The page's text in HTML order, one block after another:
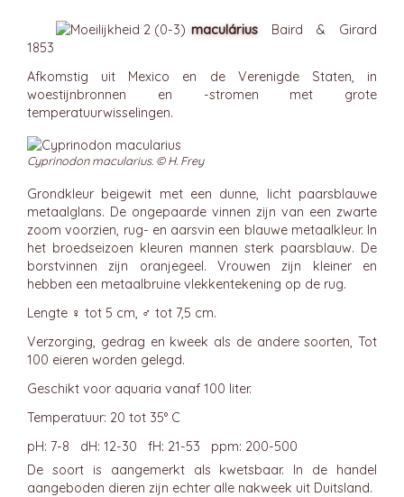
maculárius Baird & Girard
1853
Afkomstig uit Mexico en de Verenigde Staten, in
woestijnbronnen en -stromen met grote
temperatuurwisselingen.
Cyprinodon macularius. © H. Frey
Grondkleur beigewit met een dunne, licht paarsblauwe
metaalglans. De ongepaarde vinnen zijn van een zwarte
zoom voorzien, rug- en aarsvin een blauwe metaalkleur. In
het broedseizoen kleuren mannen sterk paarsblauw. De
borstvinnen zijn oranjegeel. Vrouwen zijn kleiner en
hebben een metaalbruine vlekkentekening op de rug.
Lengte ♀ tot 5 cm, ♂ tot 7,5 cm.
Verzorging, gedrag en kweek als de andere soorten, Tot
100 eieren worden gelegd.
Geschikt voor aquaria vanaf 100 liter.
Temperatuur: 20 tot 35° C
pH: 7-8 dH: 12-30 fH: 21-53 ppm: 200-500
De soort is aangemerkt als kwetsbaar. In de handel
aangeboden dieren zijn echter alle nakweek uit Duitsland.